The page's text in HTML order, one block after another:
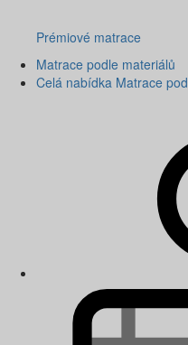
Prémiové matrace
Matrace podle materiálů
Celá nabídka Matrace